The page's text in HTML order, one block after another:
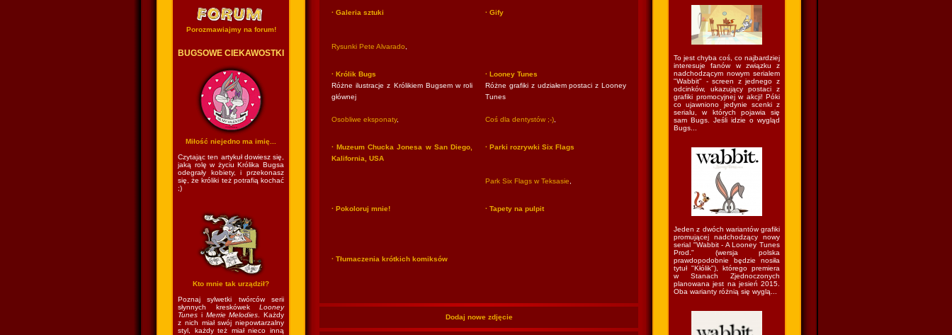
Porozmawiajmy na forum!
BUGSOWE CIEKAWOSTKI
Miłość niejedno ma imię...
Czytając ten artykuł dowiesz się,
jaką rolę w życiu Królika Bugsa
odegrały kobiety, i przekonasz
się, że króliki też potrafią kochać
;)
Kto mnie tak urządził?
Poznaj sylwetki twórców serii
słynnych kreskówek Looney
Tunes i Merrie Melodies . Każdy
z nich miał swój niepowtarzalny
styl, każdy też miał nieco inną
· Galeria sztuki
Rysunki Pete Alvarado
· Gify
· Królik Bugs
Różne ilustracje z Królikiem Bugsem w roli
głównej
Osobliwe eksponaty,
· Looney Tunes
Różne grafiki z udziałem postaci z Looney
Tunes
Coś dla dentystów ;-)
· Muzeum Chucka Jonesa w San Diego,
Kalifornia, USA
· Parki rozrywki Six Flags
Park Six Flags w Teksasie
· Pokoloruj mnie! · Tapety na pulpit
· Tłumaczenia krótkich komiksów
Dodaj nowe zdjęcie
To jest chyba coś, co najbardziej
interesuje fanów w związku z
nadchodzącym nowym serialem
"Wabbit" - screen z jednego z
odcinków, ukazujący postaci z
grafiki promocyjnej w akcji! Póki
co ujawniono jedynie scenki z
serialu, w których pojawia się
sam Bugs. Jeśli idzie o wygląd
Bugs...
Jeden z dwóch wariantów grafiki
promującej nadchodzący nowy
serial "Wabbit - A Looney Tunes
Prod." (wersja polska
prawdopodobnie będzie nosiła
tytuł "Kłólik"), którego premiera
w Stanach Zjednoczonych
planowana jest na jesień 2015.
Oba warianty różnią się wyglą...